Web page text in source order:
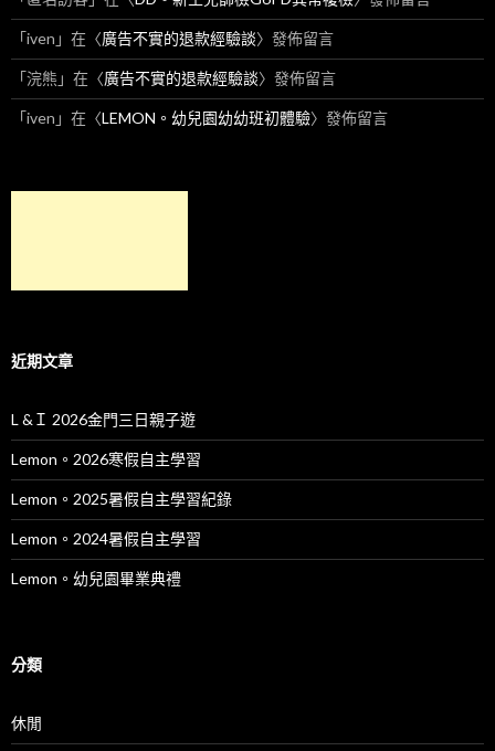
「iven 」在〈廣告不實的退款經驗談〉發佈留言
「浣熊 」在〈廣告不實的退款經驗談〉發佈留言
「iven 」在〈LEMON。幼兒園幼幼班初體驗〉發佈留言
近期文章
L &Ｉ 2026金門三日親子遊
Lemon。2026寒假自主學習
Lemon。2025暑假自主學習紀錄
Lemon。2024暑假自主學習
Lemon。幼兒園畢業典禮
分類
休閒